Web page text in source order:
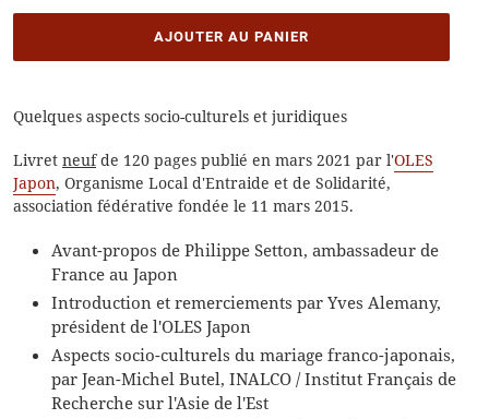
AJOUTER AU PANIER
d'un
à
votre
panier
Quelques aspects socio-culturels et juridiques
Livret neufde 120 pages publié en mars 2021 par l'OLES
Japon, Organisme Local d'Entraide et de Solidarité,
association fédérative fondée le 11 mars 2015.
Avant-propos de Philippe Setton, ambassadeur de
France au Japon
Introduction et remerciements par Yves Alemany,
président de l'OLES Japon
Aspects socio-culturels du mariage franco-japonais,
par Jean-Michel Butel, INALCO / Institut Français de
Recherche sur l'Asie de l'Est